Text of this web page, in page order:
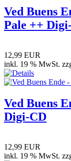
Ved Buens
Pale ++
12,99 EUR
inkl. 19 % MwSt.
Ved Buens
Digi-CD
12,99 EUR
inkl. 19 % MwSt.